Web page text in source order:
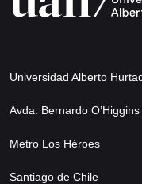
Universidad Alberto
Avda. Bernardo
Metro Los Héroes
Santiago de Chile